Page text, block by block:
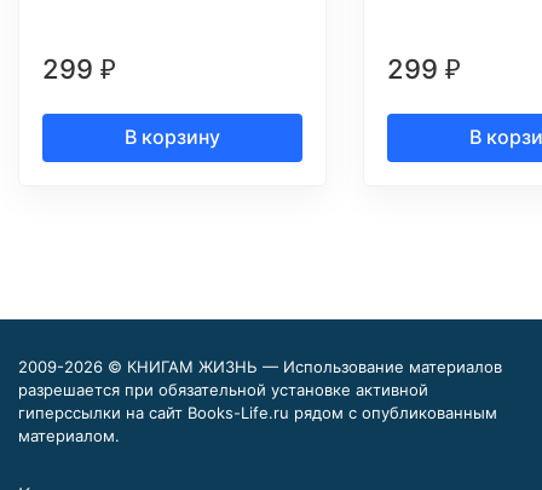
299 ₽
В корзину
299 ₽
В
2009-2026 © КНИГАМ ЖИЗНЬ — Использование материалов
разрешается при обязательной установке активной
гиперссылки на сайт Books-Life.ru рядом с опубликованным
материалом.